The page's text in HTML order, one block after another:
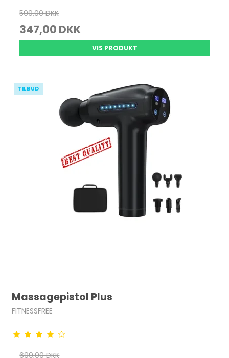
599,00 DKK
347,00 DKK
VIS PRODUKT
TILBUD
Massagepistol Plus
FITNESSFREE
699,00 DKK